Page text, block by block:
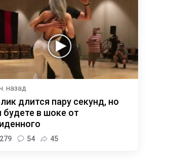
назад
длится пару секунд, но
будете в шоке от
279 54 45